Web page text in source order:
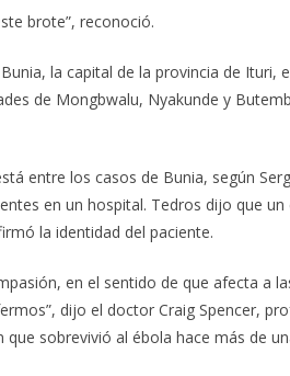
brote”, reconoció.
la capital de la provincia de Ituri,
de Mongbwalu, Nyakunde y
entre los casos de Bunia, según
en un hospital. Tedros dijo que un
la identidad del paciente.
en el sentido de que afecta a
dijo el doctor Craig Spencer,
sobrevivió al ébola hace más de